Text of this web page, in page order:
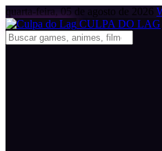
quarta-feira, 05 de agosto de 2026
CULPA DO LAG